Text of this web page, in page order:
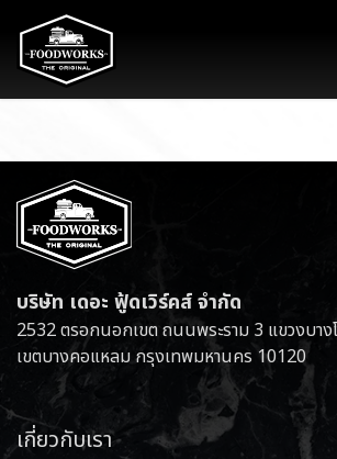
Skip to Content
บริษัท เดอะ ฟู้ดเวิร์คส์ จำกัด
2532 ตรอกนอกเขต ถนนพระราม 3 แขวงบาง
เขตบางคอแหลม กรุงเทพมหานคร 10120
เกี่ยวกับเรา